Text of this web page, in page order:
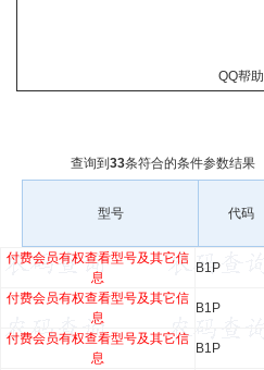
QQ帮助
查询到 33条符合的条件参数结果
型号 代码
付费会员有权查看型号及其它信
息
B1P
付费会员有权查看型号及其它信
息
B1P
付费会员有权查看型号及其它信
息
B1P